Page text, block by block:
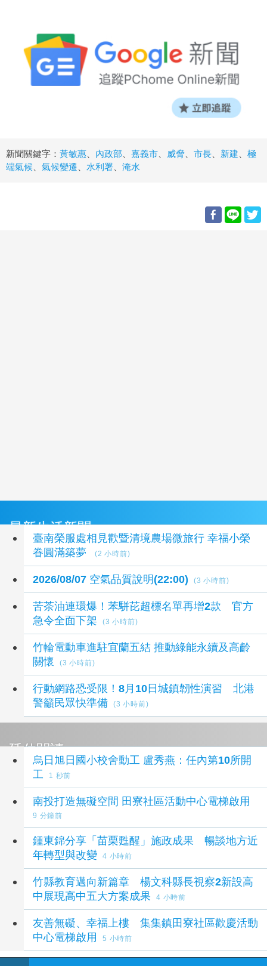
新聞關鍵字： 黃敏惠 內政部 嘉義市 威脅 市長 新建
極
端氣候
氣候變遷 水利署 淹水
最新生活新聞
臺南榮服處相見歡暨清境農場微旅行 幸福小榮
眷圓滿築夢
(2 小時前)
2026/08/07 空氣品質說明(22:00) (3 小時前)
苦茶油連環爆！苯駢芘超標名單再增2款 官方
急令全面下架
(3 小時前)
竹輪電動車進駐宜蘭五結 推動綠能永續及高齡
關懷
(3 小時前)
行動網路恐受限！8月10日城鎮韌性演習 北港
警籲民眾快準備
(3 小時前)
延伸閱讀
烏日旭日國小校舍動工 盧秀燕：任內第10所開
工
1 秒前
南投打造無礙空間 田寮社區活動中心電梯啟用
9 分鐘前
鍾東錦分享「苗栗甦醒」施政成果 暢談地方近
年轉型與改變
4 小時前
竹縣教育邁向新篇章 楊文科縣長視察2新設高
中展現高中五大方案成果
4 小時前
友善無礙、幸福上樓 集集鎮田寮社區歡慶活動
中心電梯啟用
5 小時前